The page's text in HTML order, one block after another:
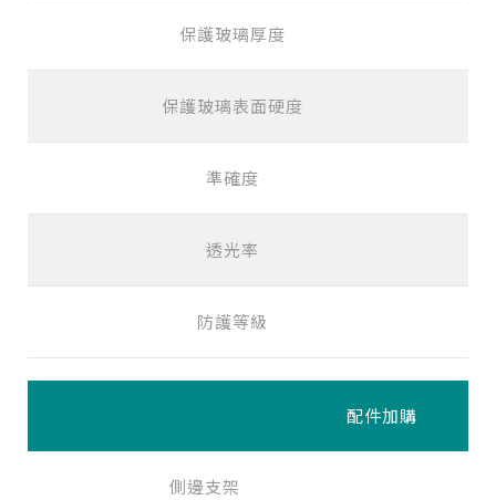
保護玻璃厚度
保護玻璃表面硬度
準確度
透光率
防護等級
配件加購
側邊支架